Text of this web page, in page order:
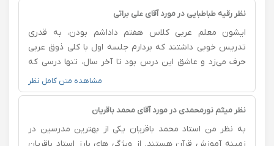
نظر رقیه طباطبایی در مورد آقای علی براتی
ایشون معلم عربی کلاس هفتم داداشم بودن، به قدری
تدریس خوبی داشتند که بردارم جلسه اول با کلی ذوق عربی
حرف می‌زد و عاشق این درس بود تا آخر سال، تنها درسی که
هیچ چالشی نداشت براش. پایه یازدهم هم عربیش یکم دچار
ضعف شد، ایشون به عنوان معلم خصوصی بهش آموزش
دادن و تو چند جلسه کل اشکالاتش برطرف شد... روششون
مشاهده متن کامل نظر
نظر میثم نورمحمدی در مورد آقای محمد باقریان
به نظر من استاد محمد باقریان یکی از بهترین مدرسین در